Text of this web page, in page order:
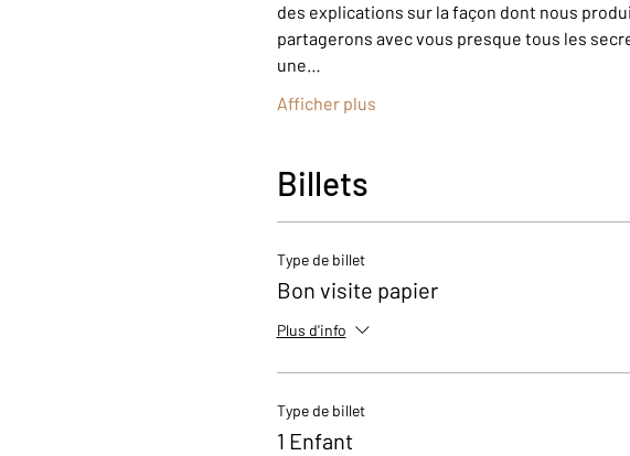
des explications sur la façon dont nous
partagerons avec vous presque tous les
une…
Afficher plus
Billets
Type de billet
Bon visite papier
Plus d'info
Type de billet
1 Enfant